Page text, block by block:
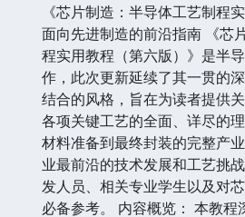
《芯片制造：半导体工艺制程
面向先进制造的前沿指南 《芯
程实用教程（第六版）》是半
作，此次更新延续了其一贯的
结合的风格，旨在为读者提供
各项关键工艺的全面、详尽的
材料准备到最终封装的完整产
业最前沿的技术发展和工艺挑
发人员、相关专业学生以及对
必备参考。 内容概览： 本教程